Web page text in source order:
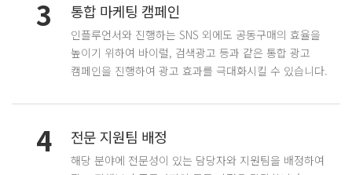
3 통합 마케팅 캠페인
인플루언서와 진행하는 SNS 외에도 공동구매의 효율을
높이기 위하여 바이럴, 검색광고 등과 같은 통합 광고
캠페인을 진행하여 광고 효과를 극대화시킬 수 있습니다.
4 전문 지원팀 배정
해당 분야에 전문성이 있는 담당자와 지원팀을 배정하여